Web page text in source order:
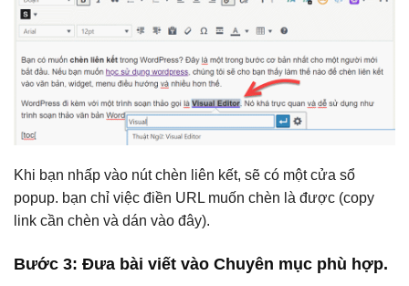
Khi bạn nhấp vào nút chèn liên kết, sẽ có một cửa sổ
popup. bạn chỉ việc điền URL muốn chèn là được (copy
link cần chèn và dán vào đây).
Bước 3: Đưa bài viết vào Chuyên mục phù hợp.